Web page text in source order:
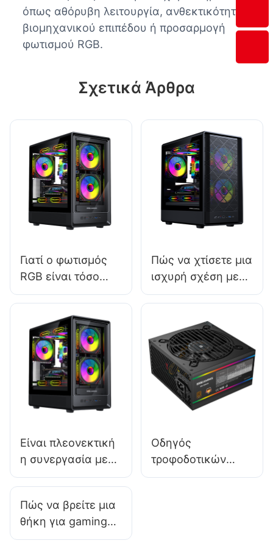
όπως αθόρυβη λειτουργία, ανθεκτικότητα
βιομηχανικού επιπέδου ή προσαρμογή
φωτισμού RGB.
Σχετικά Άρθρα
Γιατί ο φωτισμός
RGB είναι τόσο
δημοφιλής σε
υπολογιστών
gaming;
Πώς να χτίσετε μια
ισχυρή σχέση με
τους
θηκών για
υπολογιστές
gaming;
Είναι πλεονεκτική
η συνεργασία με
τοπικούς
θηκών
υπολογιστών;
Οδηγός
τροφοδοτικών
υπολογιστή 2025:
Πώς να βρείτε μια
θήκη για gaming
PC που να